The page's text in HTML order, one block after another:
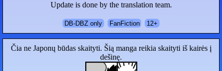
Update is done by the translation team.
DB-DBZ only FanFiction 12+
Čia ne Japonų būdas skaityti. Šią manga reikia skaityti iš kairės į
dešinę.